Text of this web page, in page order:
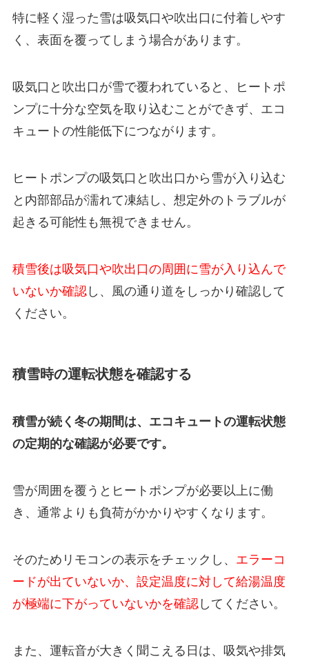
特に軽く湿った雪は吸気口や吹出口に付着しやす
く、表面を覆ってしまう場合があります。
吸気口と吹出口が雪で覆われていると、ヒートポ
ンプに十分な空気を取り込むことができず、エコ
キュートの性能低下につながります。
ヒートポンプの吸気口と吹出口から雪が入り込む
と内部部品が濡れて凍結し、想定外のトラブルが
起きる可能性も無視できません。
積雪後は吸気口や吹出口の周囲に雪が入り込んで
いないか確認し、風の通り道をしっかり確認して
ください。
積雪時の運転状態を確認する
積雪が続く冬の期間は、エコキュートの運転状態
の定期的な確認が必要です。
雪が周囲を覆うとヒートポンプが必要以上に働
き、通常よりも負荷がかかりやすくなります。
そのためリモコンの表示をチェックし、 エラーコ
ードが出ていないか、設定温度に対して給湯温度
が極端に下がっていないかを確認してください。
また、運転音が大きく聞こえる日は、吸気や排気